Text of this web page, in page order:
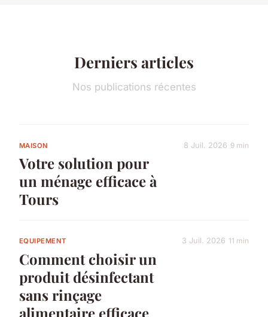
Derniers articles
Nos publications récentes
MAISON
Votre solution pour
un ménage efficace à
Tours
8 Juil. 2026 9 min
EQUIPEMENT
Comment choisir un
produit désinfectant
sans rinçage
alimentaire efficace
3 Juil. 2026 11 min